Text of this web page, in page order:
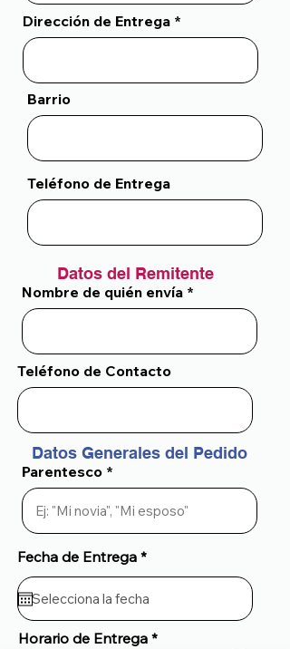
Dirección de Entrega
Barrio
Teléfono de Entrega
Datos del Remitente
Nombre de quién envía
Teléfono de Contacto
Datos Generales del Pedido
Parentesco
Fecha de Entrega *
Horario de Entrega